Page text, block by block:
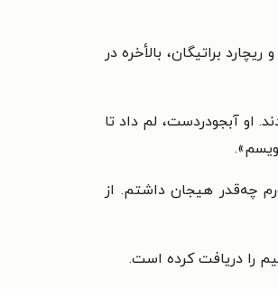
براتیگان، بالأخره در
بودند. او آبجودردست، لم داد تا
چه‌قدر هیجان داشتم. از
را دریافت کرده است.